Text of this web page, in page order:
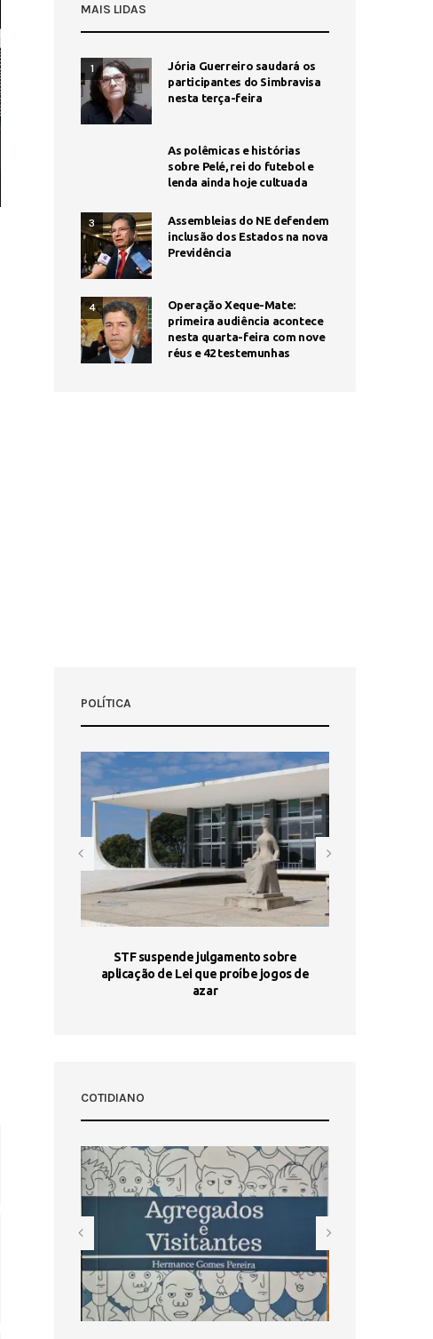
MAIS LIDAS
1
Jória Guerreiro saudará os
participantes do Simbravisa
nesta terça-feira
As polêmicas e histórias
sobre Pelé, rei do futebol e
lenda ainda hoje cultuada
3
Assembleias do NE defendem
inclusão dos Estados na nova
Previdência
4
Operação Xeque-Mate:
primeira audiência acontece
nesta quarta-feira com nove
réus e 42 testemunhas
POLÍTICA
STF suspende julgamento sobre
aplicação de Lei que proíbe jogos de
azar
COTIDIANO